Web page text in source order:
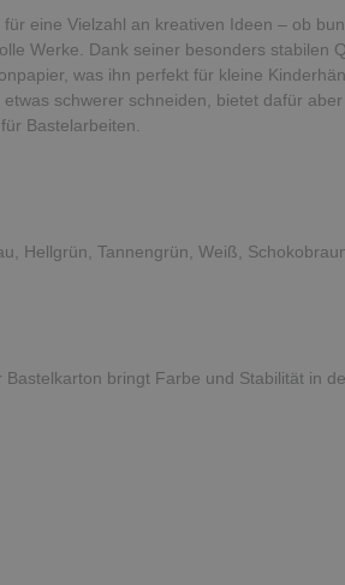
eine Vielzahl an kreativen Ideen – ob
Werke. Dank seiner besonders stabilen
was ihn perfekt für kleine
schwerer schneiden, bietet dafür
Bastelarbeiten.
Hellgrün, Tannengrün, Weiß,
bringt Farbe und Stabilität in